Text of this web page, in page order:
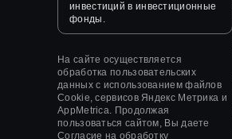
инвестиций в инвестиционные
фонды.
На сайте осуществляется
обработка пользовательских
данных с использованием файлов
Cookie, сервисов Яндекс Метрика и
AppMetrica. Продолжая
пользоваться сайтом, Вы даете
Согласие на обработку